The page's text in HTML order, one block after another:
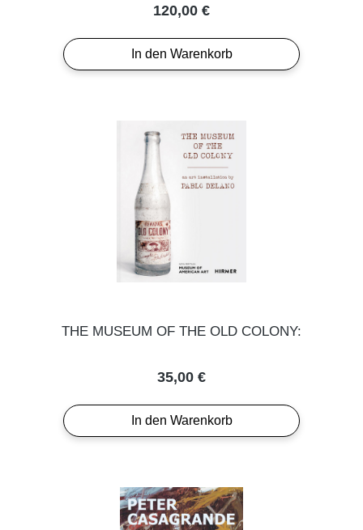
Regulärer Preis:
120,00 €
In den Warenkorb
THE MUSEUM OF THE OLD COLONY:
Regulärer Preis:
35,00 €
In den Warenkorb